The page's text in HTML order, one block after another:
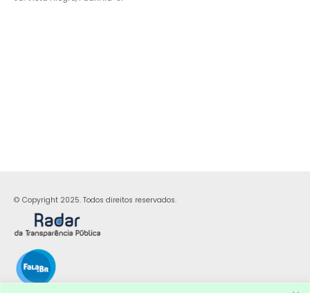
© Copyright 2025. Todos direitos reservados.